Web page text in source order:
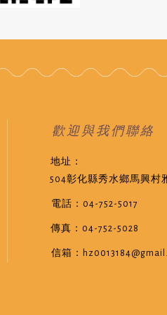
歡迎與我們聯絡
地址：
504彰化縣秀水鄉馬興村
電話：04-752-5017
傳真：04-752-5028
信箱：